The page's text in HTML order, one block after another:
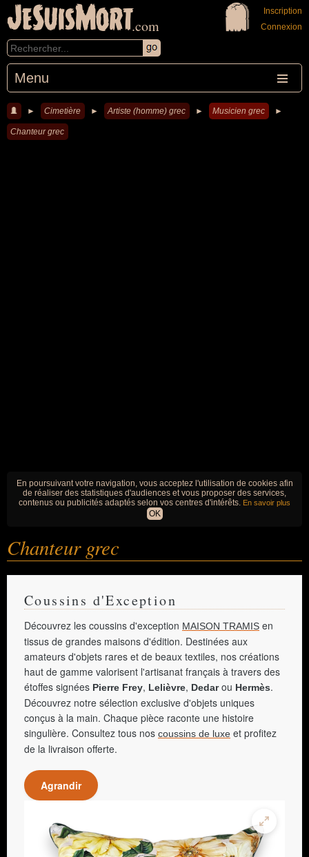
JeSuisMort.com
Menu
Inscription
Connexion
► Cimetière ► Artiste (homme) grec ► Musicien grec ►
Chanteur grec
En poursuivant votre navigation, vous acceptez l'utilisation de cookies afin
de réaliser des statistiques d'audiences et vous proposer des services,
contenus ou publicités adaptés selon vos centres d'intérêts. En savoir plus
OK
Chanteur grec
Coussins d'Exception
Découvrez les coussins d'exception MAISON TRAMIS en
tissus de grandes maisons d'édition. Destinées aux
amateurs d'objets rares et de beaux textiles, nos créations
haut de gamme valorisent l'artisanat français à travers des
étoffes signées Pierre Frey, Lelièvre, Dedarou Hermès.
Découvrez notre sélection exclusive d'objets uniques
conçus à la main. Chaque pièce raconte une histoire
singulière. Consultez tous nos coussins de luxe et profitez
de la livraison offerte.
Agrandir